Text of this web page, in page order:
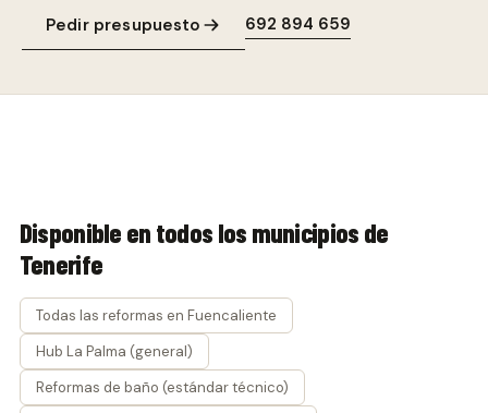
Pedir presupuesto
692 894 659
Disponible en todos los municipios de
Tenerife
Todas las reformas en Fuencaliente
Hub La Palma (general)
Reformas de baño (estándar técnico)